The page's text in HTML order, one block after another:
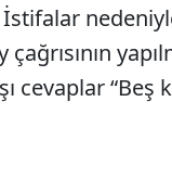
cevaplar